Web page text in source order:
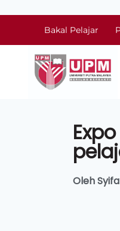
Bakal Pelajar
Oleh